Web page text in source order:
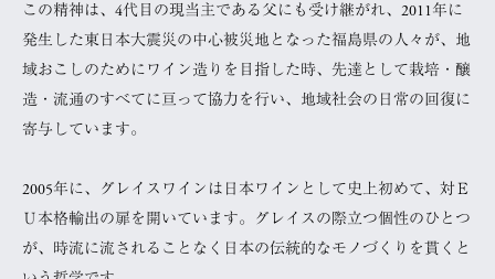
この精神は、4代目の現当主である父にも受け継がれ、2011年に
発生した東日本大震災の中心被災地となった福島県の人々が、地
域おこしのためにワイン造りを目指した時、先達として栽培・醸
造・流通のすべてに亘って協力を行い、地域社会の日常の回復に
寄与しています。
2005年に、グレイスワインは日本ワインとして史上初めて、対Ｅ
Ｕ本格輸出の扉を開いています。グレイスの際立つ個性のひとつ
が、時流に流されることなく日本の伝統的なモノづくりを貫くと